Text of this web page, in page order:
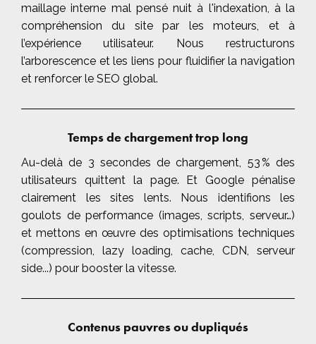
maillage interne mal pensé nuit à l'indexation, à la
compréhension du site par les moteurs, et à
l’expérience utilisateur. Nous restructurons
l’arborescence et les liens pour fluidifier la navigation
et renforcer le SEO global.
Temps de chargement trop long
Au-delà de 3 secondes de chargement, 53 % des
utilisateurs quittent la page. Et Google pénalise
clairement les sites lents. Nous identifions les
goulots de performance (images, scripts, serveur…)
et mettons en œuvre des optimisations techniques
(compression, lazy loading, cache, CDN, serveur
side...) pour booster la vitesse.
Contenus pauvres ou dupliqués